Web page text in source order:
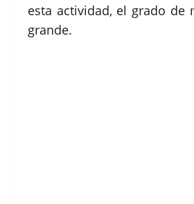
esta actividad, el grado de
grande.